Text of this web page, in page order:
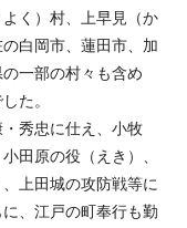
く）村、上早見（か
白岡市、蓮田市、加
一部の村々も含め
た。
秀忠に仕え、小牧
田原の役（えき）、
上田城の攻防戦等に
、江戸の町奉行も勤